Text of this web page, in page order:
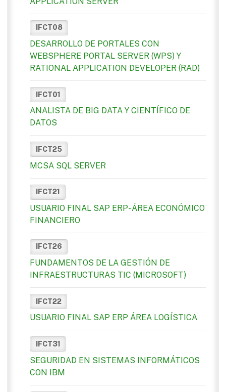
IFCT08
DESARROLLO DE PORTALES CON
WEBSPHERE PORTAL SERVER (WPS) Y
RATIONAL APPLICATION DEVELOPER (RAD)
IFCT01
ANALISTA DE BIG DATA Y CIENTÍFICO DE
DATOS
IFCT25
MCSA SQL SERVER
IFCT21
USUARIO FINAL SAP ERP- ÁREA ECONÓMICO
FINANCIERO
IFCT26
FUNDAMENTOS DE LA GESTIÓN DE
INFRAESTRUCTURAS TIC (MICROSOFT)
IFCT22
USUARIO FINAL SAP ERP ÁREA LOGÍSTICA
IFCT31
SEGURIDAD EN SISTEMAS INFORMÁTICOS
CON IBM